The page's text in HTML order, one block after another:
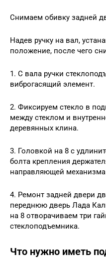
Снимаем обивку задней
Надев ручку на вал,
положение, после чего
1. С вала ручки
виброгасящий элемент.
2. Фиксируем стекло в
между стеклом и
деревянных клина.
3. Головкой на 8 с
болта крепления
направляющей
4. Ремонт задней двери
переднюю дверь Лада
на 8 отворачиваем три
стеклоподъемника.
Что нужно иметь